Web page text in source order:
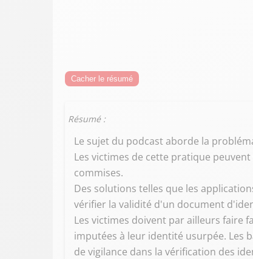
Cacher le résumé
Résumé :
Le sujet du podcast aborde la
Les victimes de cette pratique
commises.
Des solutions telles que les
vérifier la validité d'un document
Les victimes doivent par ailleurs faire
imputées à leur identité usurpée. Les
de vigilance dans la vérification des